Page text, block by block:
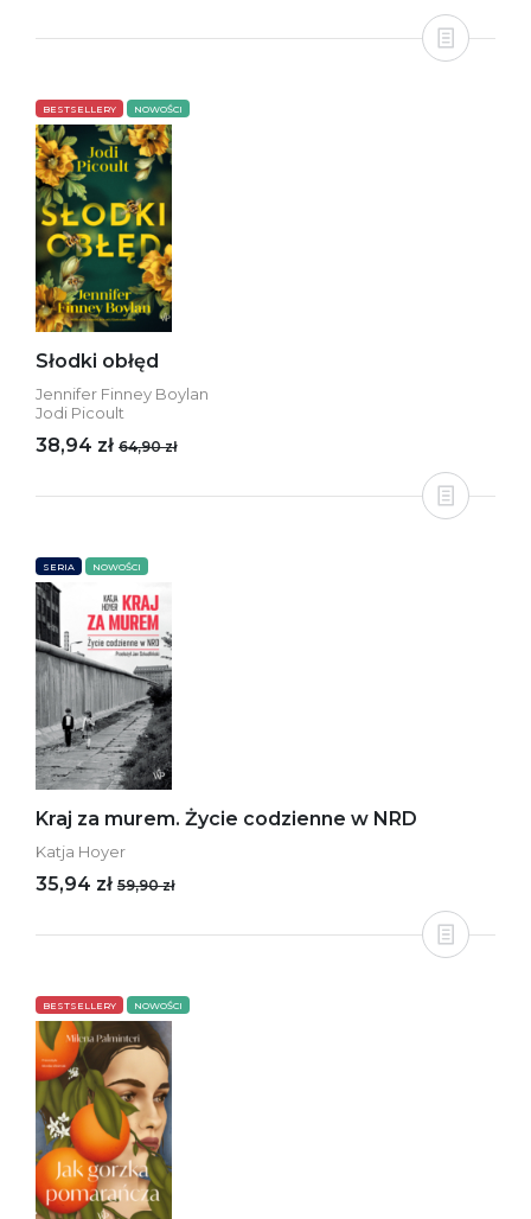
BESTSELLERY NOWOŚCI
Słodki obłęd
Jennifer Finney Boylan
Jodi Picoult
38,94 zł 64,90 zł
SERIA NOWOŚCI
Kraj za murem. Życie codzienne w NRD
Katja Hoyer
35,94 zł 59,90 zł
BESTSELLERY NOWOŚCI